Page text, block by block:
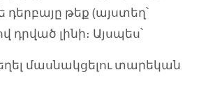
դերբայը թեք (այստեղ՝
դրված լինի։ Այսպես՝
մասնակցելու տարեկան